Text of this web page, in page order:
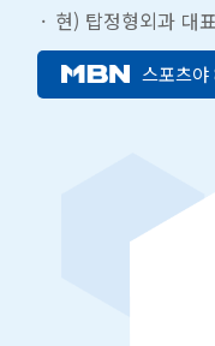
현) 탑정형외과 대
스포츠야